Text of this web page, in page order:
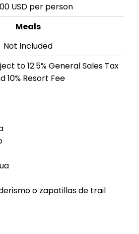
USD per person
Meals
Not Included
to 12.5% General Sales Tax
10% Resort Fee
o zapatillas de trail